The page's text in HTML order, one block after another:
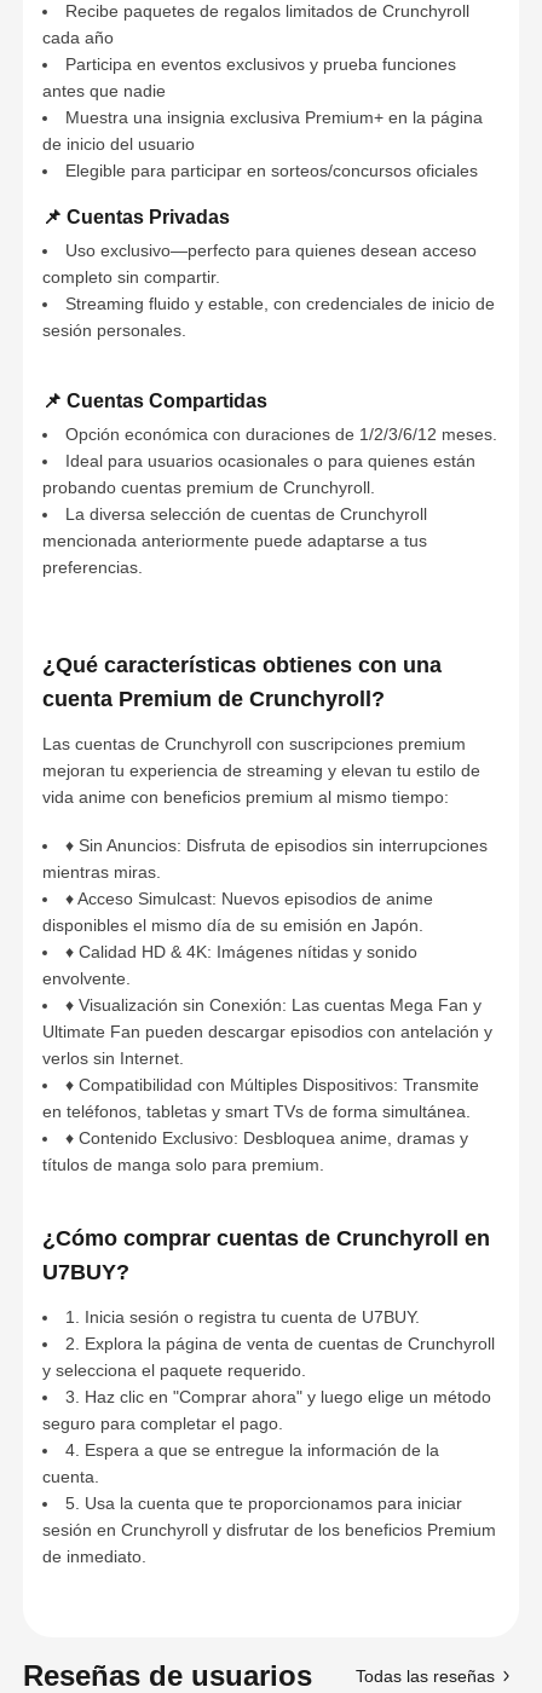
Recibe paquetes de regalos limitados de Crunchyroll
cada año
Participa en eventos exclusivos y prueba funciones
antes que nadie
Muestra una insignia exclusiva Premium+ en la página
de inicio del usuario
Elegible para participar en sorteos/concursos oficiales
📌 Cuentas Privadas
Uso exclusivo—perfecto para quienes desean acceso
completo sin compartir.
Streaming fluido y estable, con credenciales de inicio de
sesión personales.
📌 Cuentas Compartidas
Opción económica con duraciones de 1/2/3/6/12 meses.
Ideal para usuarios ocasionales o para quienes están
probando cuentas premium de Crunchyroll.
La diversa selección de cuentas de Crunchyroll
mencionada anteriormente puede adaptarse a tus
preferencias.
¿Qué características obtienes con una
cuenta Premium de Crunchyroll?
Las cuentas de Crunchyroll con suscripciones premium
mejoran tu experiencia de streaming y elevan tu estilo de
vida anime con beneficios premium al mismo tiempo:
♦ Sin Anuncios: Disfruta de episodios sin interrupciones
mientras miras.
♦ Acceso Simulcast: Nuevos episodios de anime
disponibles el mismo día de su emisión en Japón.
♦ Calidad HD & 4K: Imágenes nítidas y sonido
envolvente.
♦ Visualización sin Conexión: Las cuentas Mega Fan y
Ultimate Fan pueden descargar episodios con antelación y
verlos sin Internet.
♦ Compatibilidad con Múltiples Dispositivos: Transmite
en teléfonos, tabletas y smart TVs de forma simultánea.
♦ Contenido Exclusivo: Desbloquea anime, dramas y
títulos de manga solo para premium.
¿Cómo comprar cuentas de Crunchyroll en
U7BUY?
1. Inicia sesión o registra tu cuenta de U7BUY.
2. Explora la página de venta de cuentas de Crunchyroll
y selecciona el paquete requerido.
3. Haz clic en "Comprar ahora" y luego elige un método
seguro para completar el pago.
4. Espera a que se entregue la información de la
cuenta.
5. Usa la cuenta que te proporcionamos para iniciar
sesión en Crunchyroll y disfrutar de los beneficios Premium
de inmediato.
Reseñas de usuarios Todas las reseñas